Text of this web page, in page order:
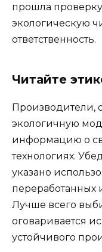
прошла проверку
экологическую
ответственность.
Читайте
Производители,
экологичную
информацию о
технологиях.
указано
переработанных
Лучше всего
оговаривается
устойчивого